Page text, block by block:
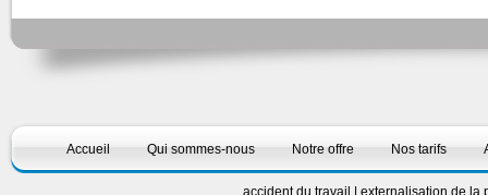
Accueil Qui sommes-nous Notre offre Nos tarifs
accident du travail externalisation de la